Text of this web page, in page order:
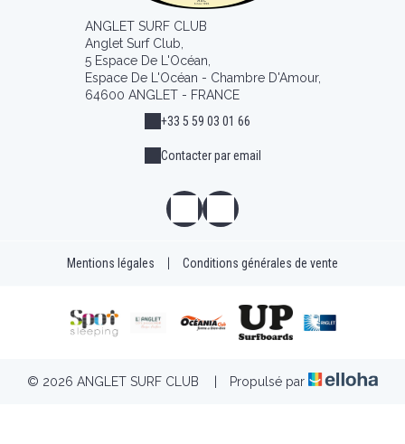
ANGLET SURF CLUB
Anglet Surf Club,
5 Espace De L'Océan,
Espace De L'Océan - Chambre D'Amour,
64600 ANGLET - FRANCE
+33 5 59 03 01 66
Contacter par email
Mentions légales | Conditions générales de vente
© 2026 ANGLET SURF CLUB | Propulsé par